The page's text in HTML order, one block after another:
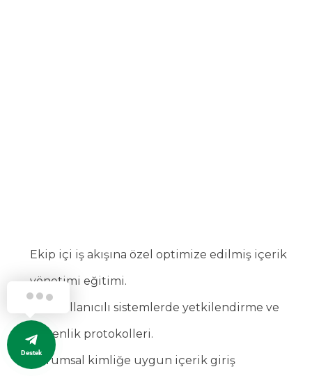
Ekip içi iş akışına özel optimize edilmiş içerik
yönetimi eğitimi.
Çok kullanıcılı sistemlerde yetkilendirme ve
güvenlik protokolleri.
Kurumsal kimliğe uygun içerik giriş
Destek